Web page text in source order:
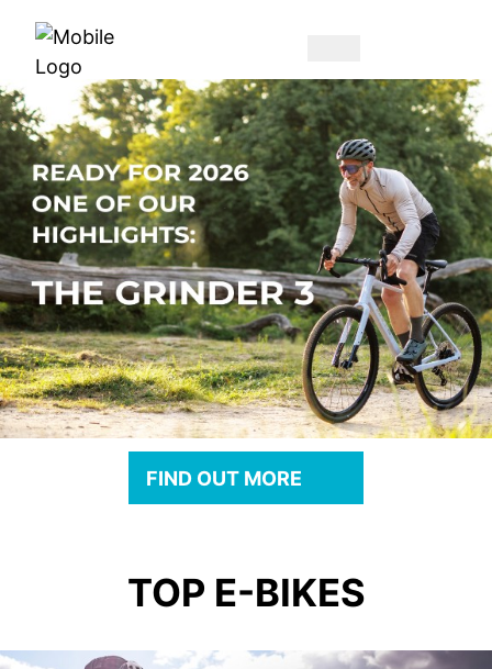
FIND OUT MORE
TOP E-BIKES